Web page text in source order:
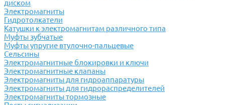
диском
Электромагниты
Гидротолкатели
Катушки к электромагнитам различного типа
Муфты зубчатые
Муфты упругие втулочно-пальцевые
Сельсины
Электромагнитные блокировки и ключи
Электромагнитные клапаны
Электромагниты для гидроаппаратуры
Электромагниты для гидрораспределителей
Электромагниты тормозные